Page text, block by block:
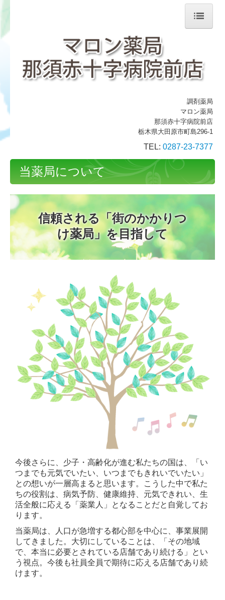
当薬局について
調剤薬局
マロン薬局
那須赤十字病院前店
栃木県大田原市町島296-1
TEL: 0287-23-7377
当薬局について
信頼される「街のかかりつ
け薬局」を目指して
今後さらに、少子・高齢化が進む私たちの国は、「い
つまでも元気でいたい、いつまでもきれいでいたい」
との想いが一層高まると思います。こうした中で私た
ちの役割は、病気予防、健康維持、元気できれい、生
活全般に応える「薬業人」となることだと自覚してお
ります。
当薬局は、人口が急増する都心部を中心に、事業展開
してきました。大切にしていることは、「その地域
で、本当に必要とされている店舗であり続ける」とい
う視点。今後も社員全員で期待に応える店舗であり続
けます。